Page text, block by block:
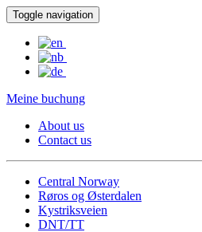
Toggle navigation
Meine buchung
About us
Contact us
Central Norway
Røros og Østerdalen
Kystriksveien
DNT/TT